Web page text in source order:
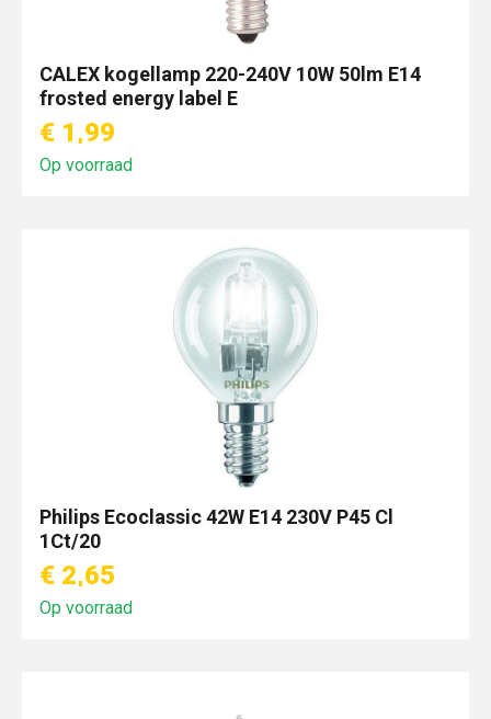
CALEX kogellamp 220-240V 10W 50lm E14
frosted energy label E
€ 1,99
Op voorraad
Philips Ecoclassic 42W E14 230V P45 Cl
1Ct/20
€ 2,65
Op voorraad